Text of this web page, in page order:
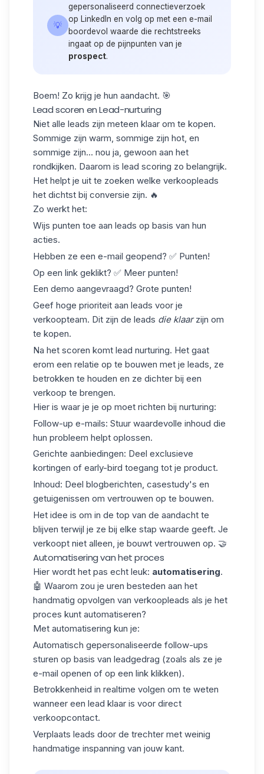
💡
gepersonaliseerd connectieverzoek
op LinkedIn en volg op met een e-mail
boordevol waarde die rechtstreeks
ingaat op de pijnpunten van je
prospect.
Boem! Zo krijg je hun aandacht. 🎯
Lead scoren en Lead-nurturing
Niet alle leads zijn meteen klaar om te kopen.
Sommige zijn warm, sommige zijn hot, en
sommige zijn... nou ja, gewoon aan het
rondkijken. Daarom is lead scoring zo belangrijk.
Het helpt je uit te zoeken welke verkoopleads
het dichtst bij conversie zijn. 🔥
Zo werkt het:
Wijs punten toe aan leads op basis van hun
acties.
Hebben ze een e-mail geopend? ✅ Punten!
Op een link geklikt? ✅ Meer punten!
Een demo aangevraagd? Grote punten!
Geef hoge prioriteit aan leads voor je
verkoopteam. Dit zijn de leads die klaarzijn om
te kopen.
Na het scoren komt lead nurturing. Het gaat
erom een relatie op te bouwen met je leads, ze
betrokken te houden en ze dichter bij een
verkoop te brengen.
Hier is waar je je op moet richten bij nurturing:
Follow-up e-mails: Stuur waardevolle inhoud die
hun probleem helpt oplossen.
Gerichte aanbiedingen: Deel exclusieve
kortingen of early-bird toegang tot je product.
Inhoud: Deel blogberichten, casestudy's en
getuigenissen om vertrouwen op te bouwen.
Het idee is om in de top van de aandacht te
blijven terwijl je ze bij elke stap waarde geeft. Je
verkoopt niet alleen, je bouwt vertrouwen op. 🤝
Automatisering van het proces
Hier wordt het pas echt leuk: automatisering.
🤖 Waarom zou je uren besteden aan het
handmatig opvolgen van verkoopleads als je het
proces kunt automatiseren?
Met automatisering kun je:
Automatisch gepersonaliseerde follow-ups
sturen op basis van leadgedrag (zoals als ze je
e-mail openen of op een link klikken).
Betrokkenheid in realtime volgen om te weten
wanneer een lead klaar is voor direct
verkoopcontact.
Verplaats leads door de trechter met weinig
handmatige inspanning van jouw kant.